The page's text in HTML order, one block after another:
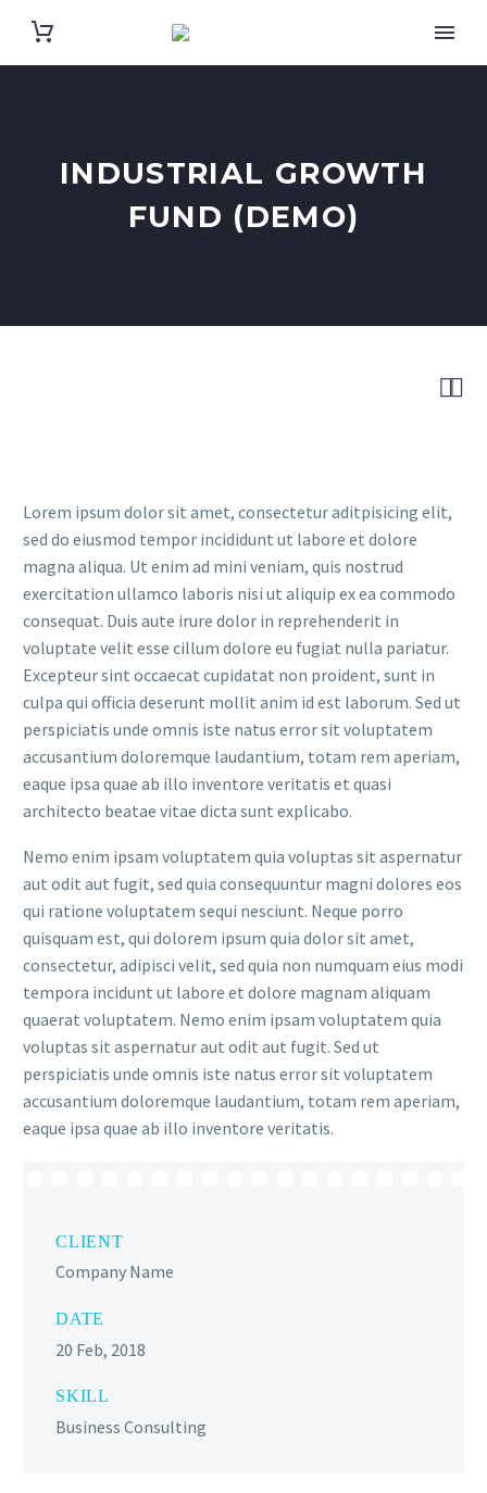
INDUSTRIAL GROWTH
FUND (DEMO)

Lorem ipsum dolor sit amet, consectetur aditpisicing elit,
sed do eiusmod tempor incididunt ut labore et dolore
magna aliqua. Ut enim ad mini veniam, quis nostrud
exercitation ullamco laboris nisi ut aliquip ex ea commodo
consequat. Duis aute irure dolor in reprehenderit in
voluptate velit esse cillum dolore eu fugiat nulla pariatur.
Excepteur sint occaecat cupidatat non proident, sunt in
culpa qui officia deserunt mollit anim id est laborum. Sed ut
perspiciatis unde omnis iste natus error sit voluptatem
accusantium doloremque laudantium, totam rem aperiam,
eaque ipsa quae ab illo inventore veritatis et quasi
architecto beatae vitae dicta sunt explicabo.
Nemo enim ipsam voluptatem quia voluptas sit aspernatur
aut odit aut fugit, sed quia consequuntur magni dolores eos
qui ratione voluptatem sequi nesciunt. Neque porro
quisquam est, qui dolorem ipsum quia dolor sit amet,
consectetur, adipisci velit, sed quia non numquam eius modi
tempora incidunt ut labore et dolore magnam aliquam
quaerat voluptatem. Nemo enim ipsam voluptatem quia
voluptas sit aspernatur aut odit aut fugit. Sed ut
perspiciatis unde omnis iste natus error sit voluptatem
accusantium doloremque laudantium, totam rem aperiam,
eaque ipsa quae ab illo inventore veritatis.
CLIENT
Company Name
DATE
20 Feb, 2018
SKILL
Business Consulting